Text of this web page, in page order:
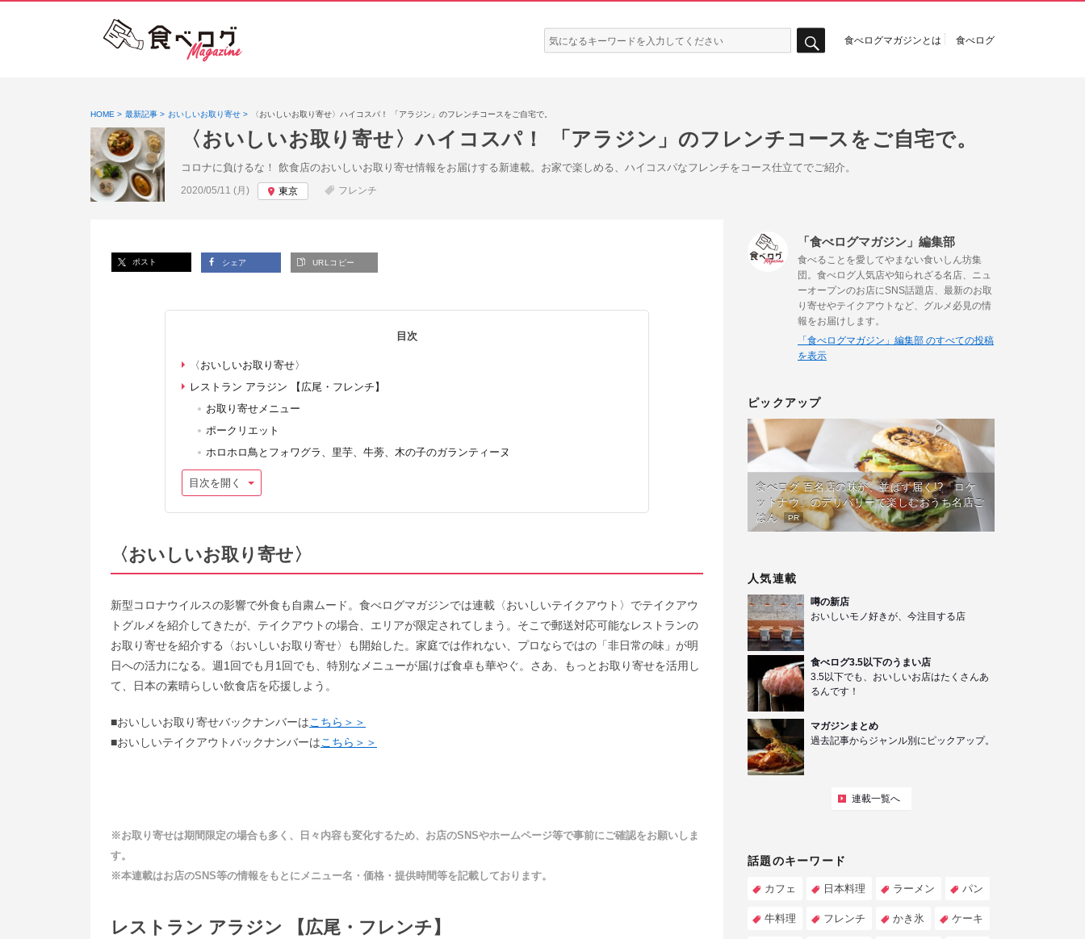
検
索:
食べログマガジンとは 食べログ
HOME 最新記事 おいしいお取り寄せ 〈おいしいお取り寄せ〉ハイコスパ！ 「アラジン」のフレンチコースをご自宅で。
〈おいしいお取り寄せ〉ハイコスパ！ 「アラジン」のフレンチコースをご自宅で。
コロナに負けるな！ 飲食店のおいしいお取り寄せ情報をお届けする新連載。お家で楽しめる、ハイコスパなフレンチをコース仕立てでご紹介。
投稿日:
2020/05/11 (月) 東京 フレンチ
ポスト シェア URLコピー
目次
〈おいしいお取り寄せ〉
レストラン アラジン 【広尾・フレンチ】
お取り寄せメニュー
ポークリエット
ホロホロ鳥とフォワグラ、里芋、牛蒡、木の子のガランティーヌ
目次を開く
〈おいしいお取り寄せ〉
新型コロナウイルスの影響で外食も自粛ムード。食べログマガジンでは連載〈おいしいテイクアウト〉でテイクアウ
トグルメを紹介してきたが、テイクアウトの場合、エリアが限定されてしまう。そこで郵送対応可能なレストランの
お取り寄せを紹介する〈おいしいお取り寄せ〉も開始した。家庭では作れない、プロならではの「非日常の味」が明
日への活力になる。週1回でも月1回でも、特別なメニューが届けば食卓も華やぐ。さあ、もっとお取り寄せを活用し
て、日本の素晴らしい飲食店を応援しよう。
■おいしいお取り寄せバックナンバーはこちら＞＞
■おいしいテイクアウトバックナンバーはこちら＞＞
※お取り寄せは期間限定の場合も多く、日々内容も変化するため、お店のSNSやホームページ等で事前にご確認をお願いしま
す。
※本連載はお店のSNS等の情報をもとにメニュー名・価格・提供時間等を記載しております。
レストラン アラジン 【広尾・フレンチ】
「食べログマガジン」編集部
食べることを愛してやまない食いしん坊集
団。食べログ人気店や知られざる名店、ニュ
ーオープンのお店にSNS話題店、最新のお取
り寄せやテイクアウトなど、グルメ必見の情
報をお届けします。
「食べログマガジン」編集部 のすべての投稿
を表示
ピックアップ
食べログ 百名店の味が、並ばず届く!?「ロケ
ットナウ」のデリバリーで楽しむおうち名店ご
はん
PR
人気連載
噂の新店
おいしいモノ好きが、今注目する店
食べログ3.5以下のうまい店
3.5以下でも、おいしいお店はたくさんあ
るんです！
マガジンまとめ
過去記事からジャンル別にピックアップ。
連載一覧へ
話題のキーワード
カフェ 日本料理 ラーメン パン
牛料理 フレンチ かき氷 ケーキ